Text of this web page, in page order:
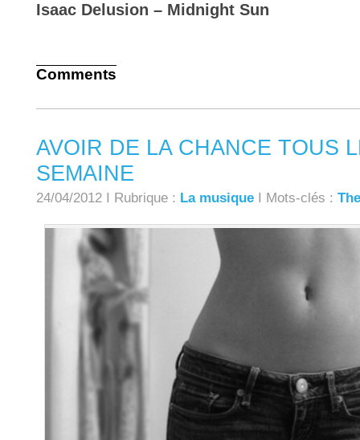
Isaac Delusion – Midnight Sun
Comments
AVOIR DE LA CHANCE TOUS
SEMAINE
24/04/2012 I Rubrique : La musique I Mots-clés :